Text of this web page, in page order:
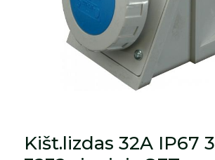
Kišt.lizdas 32A IP67